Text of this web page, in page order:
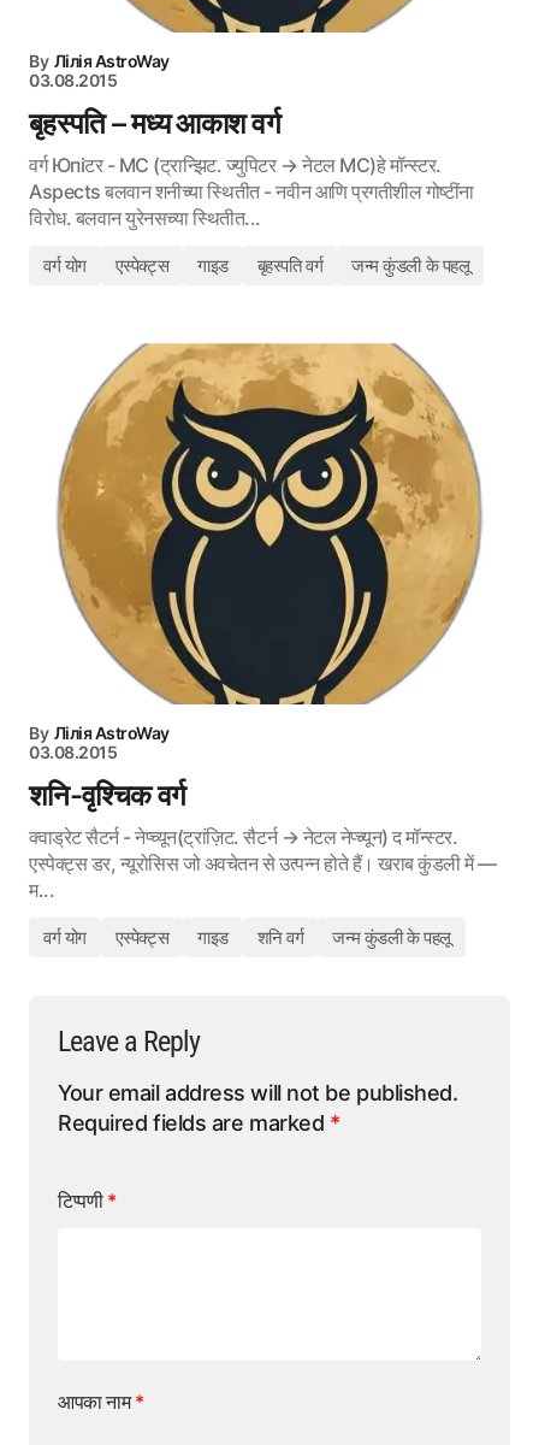
By Лілія AstroWay
03.08.2015
बृहस्पति – मध्य आकाश वर्ग
वर्ग Юпіटर - MC (ट्रान्झिट. ज्युपिटर → नेटल MC)हे मॉन्स्टर.
Aspects बलवान शनीच्या स्थितीत - नवीन आणि प्रगतीशील गोष्टींना
विरोध. बलवान युरेनसच्या स्थितीत...
वर्ग योग एस्पेक्ट्स गाइड बृहस्पति वर्ग जन्म कुंडली के पहलू
By Лілія AstroWay
03.08.2015
शनि-वृश्चिक वर्ग
क्वाड्रेट सैटर्न - नेप्च्यून(ट्रांज़िट. सैटर्न → नेटल नेप्च्यून) द मॉन्स्टर.
एस्पेक्ट्स डर, न्यूरोसिस जो अवचेतन से उत्पन्न होते हैं। खराब कुंडली में —
म...
वर्ग योग एस्पेक्ट्स गाइड शनि वर्ग जन्म कुंडली के पहलू
Leave a Reply
Your email address will not be published.
Required fields are marked *
टिप्पणी *
आपका नाम*